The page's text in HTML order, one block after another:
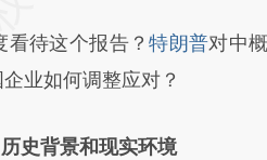
待这个报告？特朗普对中
业如何调整应对？
历史背景和现实环境